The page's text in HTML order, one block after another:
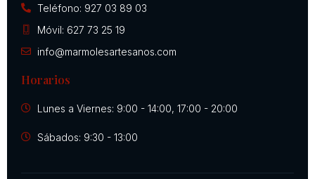
Teléfono: 927 03 89 03
Móvil: 627 73 25 19
info@marmolesartesanos.com
Horarios
Lunes a Viernes: 9:00 - 14:00, 17:00 - 20:00
Sábados: 9:30 - 13:00